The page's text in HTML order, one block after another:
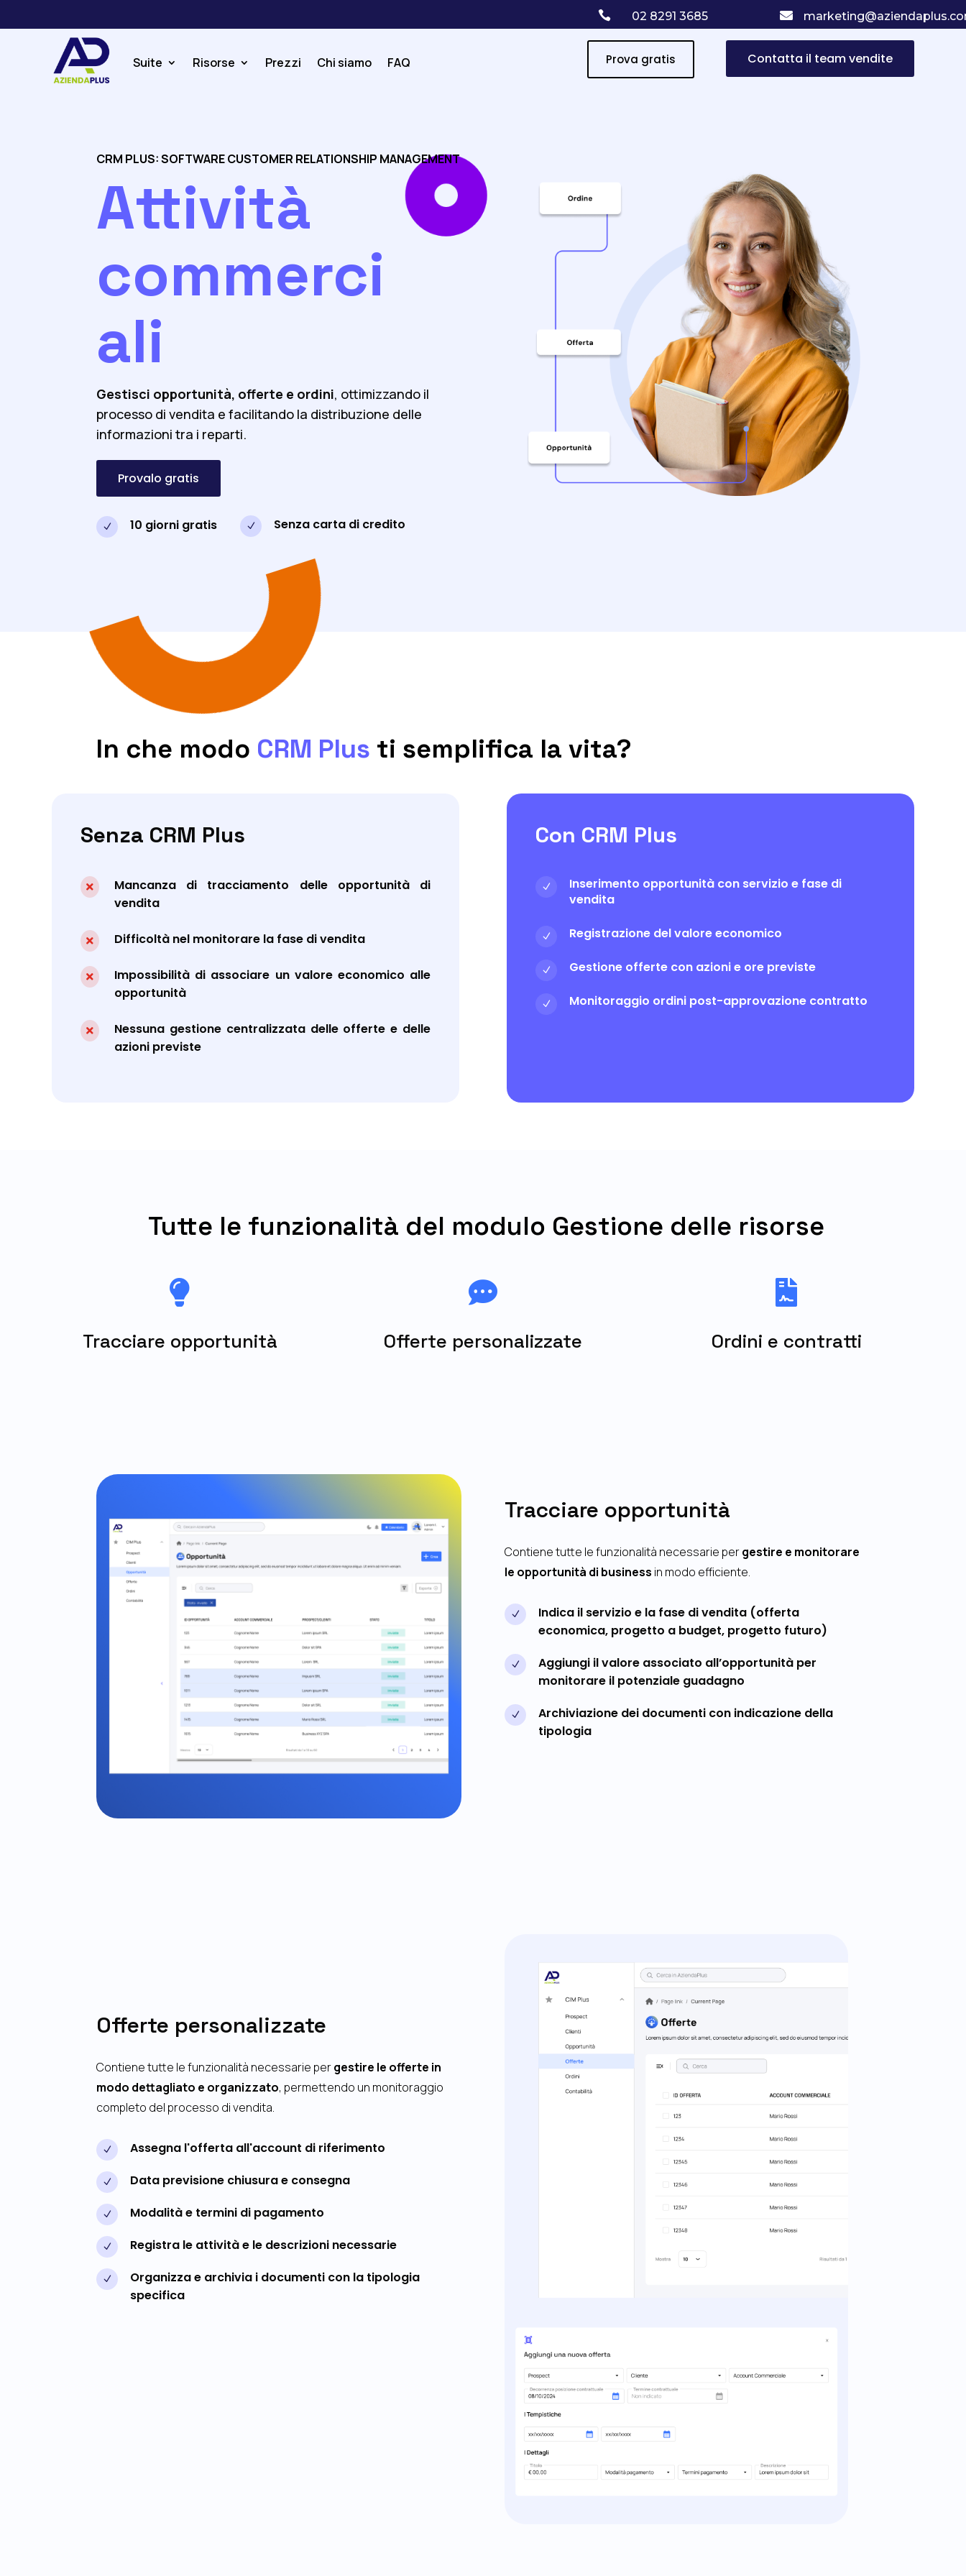
 02 8291 3685 
Suite Risorse Prezzi Chi siamo FAQ Prova gratis Contatta il team vendite
CRM PLUS: SOFTWARE CUSTOMER RELATIONSHIP MANAGEMENT
Attività
commerci
ali
Gestisci opportunità, offerte e ordini, ottimizzando il
processo di vendita e facilitando la distribuzione delle
informazioni tra i reparti.
Provalo gratis
N 10 giorni gratis N Senza carta di credito
In che modo CRM Plus ti semplifica la vita?
Senza CRM Plus

Mancanza di tracciamento delle opportunità di
vendita
 Difficoltà nel monitorare la fase di vendita

Impossibilità di associare un valore economico alle
opportunità

Nessuna gestione centralizzata delle offerte e delle
azioni previste
Con CRM Plus
N
Inserimento opportunità con servizio e fase di
vendita
N Registrazione del valore economico
N Gestione offerte con azioni e ore previste
N Monitoraggio ordini post-approvazione contratto
Tutte le funzionalità del modulo Gestione delle risorse

Tracciare opportunità

Offerte personalizzate

Ordini e contratti
Tracciare opportunità
Contiene tutte le funzionalità necessarie pergestire e monitorare
le opportunità di business in modo efficiente.
N
Indica il servizio e la fase di vendita (offerta
economica, progetto a budget, progetto futuro)
N
Aggiungi il valore associato all’opportunità per
monitorare il potenziale guadagno
N
Archiviazione dei documenti con indicazione della
tipologia
Offerte personalizzate
Contiene tutte le funzionalità necessarie pergestire le offerte in
modo dettagliato e organizzato, permettendo un monitoraggio
completo del processo di vendita.
N Assegna l'offerta all'account di riferimento
N Data previsione chiusura e consegna
N Modalità e termini di pagamento
N Registra le attività e le descrizioni necessarie
N
Organizza e archivia i documenti con la tipologia
specifica